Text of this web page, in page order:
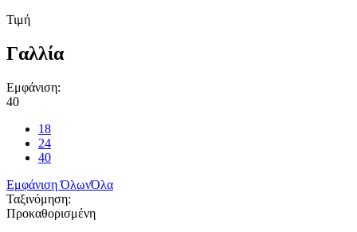
Τιμή
Γαλλία
Εμφάνιση:
40
18
24
40
Εμφάνιση ΌλωνΌλα
Ταξινόμηση:
Προκαθορισμένη